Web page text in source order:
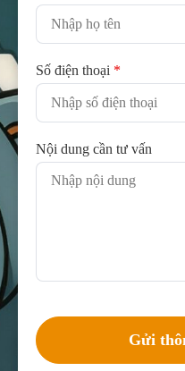
Số điện thoại *
Nội dung cần tư vấn